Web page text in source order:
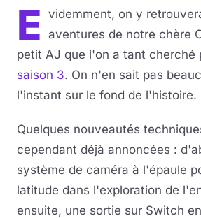
E videmment, on y
aventures de notre chère
petit AJ que l'on a tant cherché
saison 3. On n'en sait pas
l'instant sur le fond de l'histoire.
Quelques nouveautés
cependant déjà annoncées :
système de caméra à l'épaule
latitude dans l'exploration de
ensuite, une sortie sur Switch